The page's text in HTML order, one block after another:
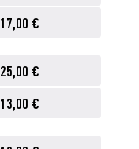
17,00 €
25,00 €
13,00 €